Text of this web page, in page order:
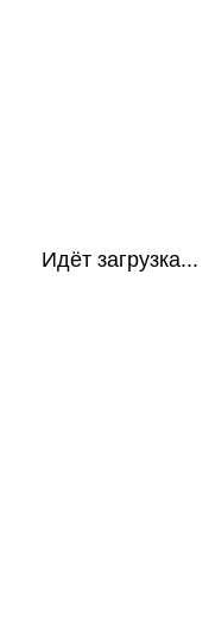
Идёт загрузка...